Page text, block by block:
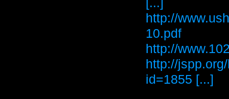
http://
10.pdf
http://
http://
id=1855 [...]